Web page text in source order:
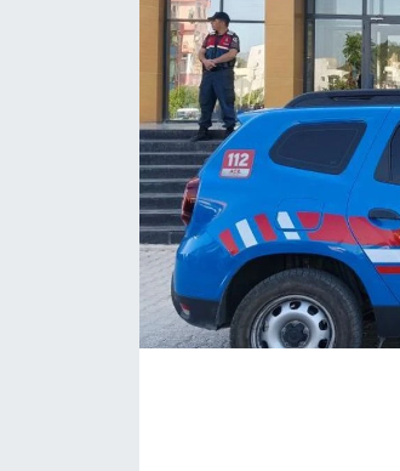
Kültür ve Sanat
Sivil Toplum